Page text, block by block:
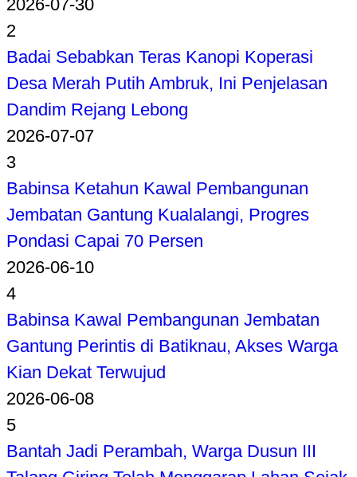
2026-07-30
2
Badai Sebabkan Teras Kanopi Koperasi
Desa Merah Putih Ambruk, Ini Penjelasan
Dandim Rejang Lebong
2026-07-07
3
Babinsa Ketahun Kawal Pembangunan
Jembatan Gantung Kualalangi, Progres
Pondasi Capai 70 Persen
2026-06-10
4
Babinsa Kawal Pembangunan Jembatan
Gantung Perintis di Batiknau, Akses Warga
Kian Dekat Terwujud
2026-06-08
5
Bantah Jadi Perambah, Warga Dusun III